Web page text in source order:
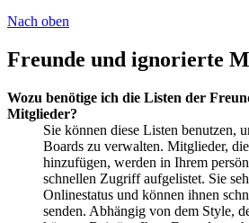
Nach oben
Freunde und ignorierte
Wozu benötige ich die Listen der
Mitglieder?
Sie können diese Listen benutzen,
Boards zu verwalten. Mitglieder,
hinzufügen, werden in Ihrem
schnellen Zugriff aufgelistet. Sie
Onlinestatus und können ihnen
senden. Abhängig von dem Style,